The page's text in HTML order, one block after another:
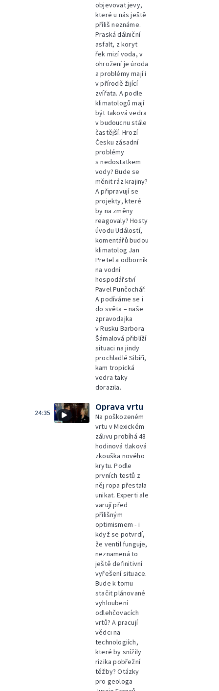
objevovat jevy,
které u nás ještě
příliš neznáme.
Praská dálniční
asfalt, z koryt
řek mizí voda, v
ohrožení je úroda
a problémy mají i
v přírodě žijící
zvířata. A podle
klimatologů mají
být taková vedra
v budoucnu stále
častější. Hrozí
Česku zásadní
problémy
s nedostatkem
vody? Bude se
měnit ráz krajiny?
A připravují se
projekty, které
by na změny
reagovaly? Hosty
úvodu Událostí,
komentářů budou
klimatolog Jan
Pretel a odborník
na vodní
hospodářství
Pavel Punčochář.
A podíváme se i
do světa – naše
zpravodajka
v Rusku Barbora
Šámalová přiblíží
situaci na jindy
prochladlé Sibiři,
kam tropická
vedra taky
dorazila.
24:35
Oprava vrtu
Na poškozeném
vrtu v Mexickém
zálivu probíhá 48
hodinová tlaková
zkouška nového
krytu. Podle
prvních testů z
něj ropa přestala
unikat. Experti ale
varují před
přílišným
optimismem - i
když se potvrdí,
že ventil funguje,
neznamená to
ještě definitivní
vyřešení situace.
Bude k tomu
stačit plánované
vyhloubení
odlehčovacích
vrtů? A pracují
vědci na
technologiích,
které by snížily
rizika pobřežní
těžby? Otázky
pro geologa